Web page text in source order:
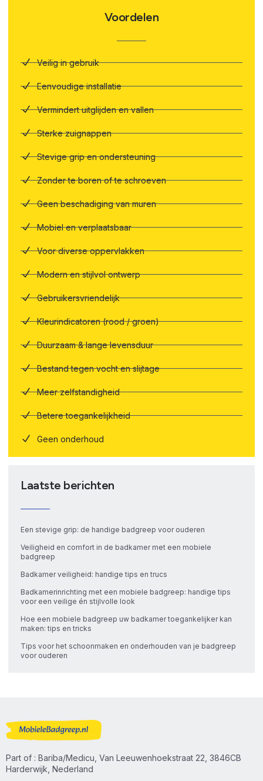
Voordelen
Veilig in gebruik
Eenvoudige installatie
Vermindert uitglijden en vallen
Sterke zuignappen
Stevige grip en ondersteuning
Zonder te boren of te schroeven
Geen beschadiging van muren
Mobiel en verplaatsbaar
Voor diverse oppervlakken
Modern en stijlvol ontwerp
Gebruikersvriendelijk
Kleurindicatoren (rood / groen)
Duurzaam & lange levensduur
Bestand tegen vocht en slijtage
Meer zelfstandigheid
Betere toegankelijkheid
Geen onderhoud
Laatste berichten
Een stevige grip: de handige badgreep voor ouderen
Veiligheid en comfort in de badkamer met een mobiele
badgreep
Badkamer veiligheid: handige tips en trucs
Badkamerinrichting met een mobiele badgreep: handige tips
voor een veilige én stijlvolle look
Hoe een mobiele badgreep uw badkamer toegankelijker kan
maken: tips en tricks
Tips voor het schoonmaken en onderhouden van je badgreep
voor ouderen
Part of : Bariba/Medicu, Van Leeuwenhoekstraat 22, 3846CB
Harderwijk, Nederland